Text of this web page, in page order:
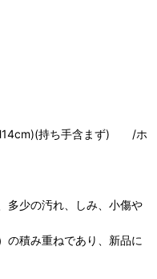
持ち手含まず) /ホ
多少の汚れ、しみ、小傷や
の積み重ねであり、新品に